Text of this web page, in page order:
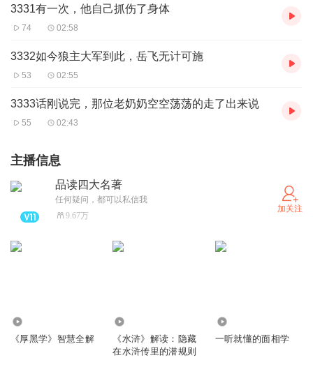
3331有一次，他自己抓伤了身体
74 02:58
3332如今狼主大军到此，岳飞无计可施
53 02:55
3333话刚说完，那位老奶奶空空荡荡的走了出来说
55 02:43
主播信息
品读四大名著
任何疑问，都可以私信我
9.67万
加关注
《厚黑学》智慧全解
《水浒》解读：隐藏
在水浒传里的潜规则
一听就懂的面相学